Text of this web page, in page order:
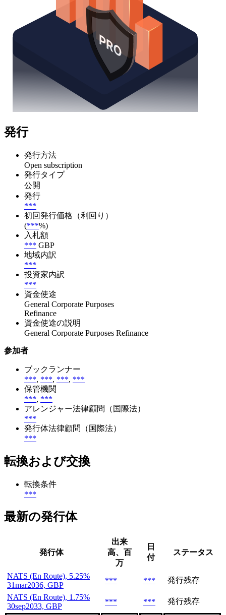
発行
発行方法
Open subscription
発行タイプ
公開
発行
***
初回発行価格（利回り）
(***%)
入札額
*** GBP
地域内訳
***
投資家内訳
***
資金使途
General Corporate Purposes
Refinance
資金使途の説明
General Corporate Purposes Refinance
参加者
ブックランナー
***, ***, ***, ***
保管機関
***, ***
アレンジャー法律顧問（国際法）
***
発行体法律顧問（国際法）
***
転換および交換
転換条件
***
最新の発行体
発行体
出来
高、百
万
日
付
ステータス
NATS (En Route), 5.25%
31mar2036, GBP
*** ***
発行残存
NATS (En Route), 1.75%
30sep2033, GBP
*** *** 発行残存